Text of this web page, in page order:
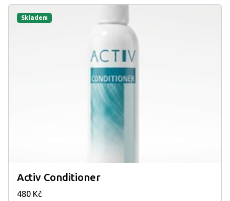
Skladem
Activ Conditioner
480 Kč